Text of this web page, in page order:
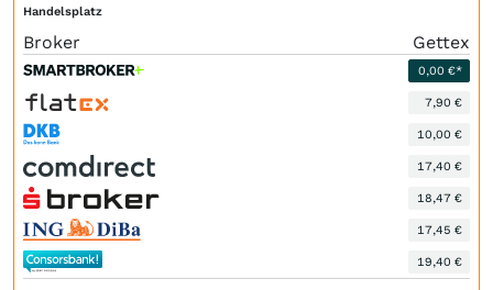
Handelsplatz
Broker Gettex
0,00 €*
7,90 €
10,00 €
17,40 €
18,47 €
17,45 €
19,40 €